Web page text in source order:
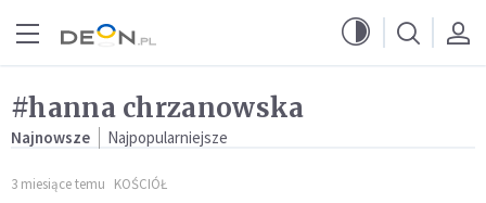
#hanna chrzanowska
Najnowsze Najpopularniejsze
3 miesiące temu KOŚCIÓŁ